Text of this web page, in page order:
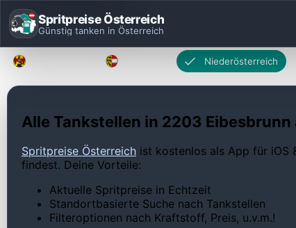
Spritpreise Österreich
Günstig tanken in Österreich
Niederösterreich
Alle Tankstellen in 2203
Spritpreise Österreich ist kostenlos als App für iOS
findest. Deine Vorteile:
Aktuelle Spritpreise in Echtzeit
Standortbasierte Suche nach Tankstellen
Filteroptionen nach Kraftstoff, Preis, u.v.m.!